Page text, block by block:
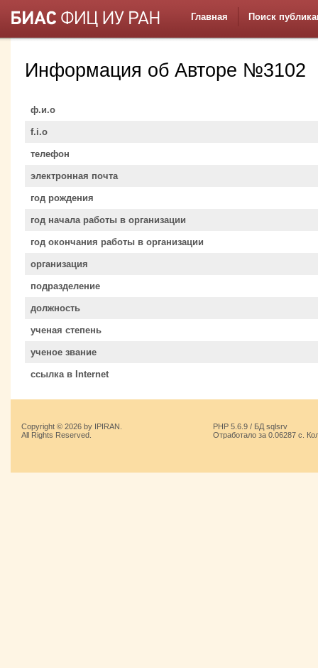
Главная Поиск
Информация об Авторе №3102
ф.и.о
f.i.o
телефон
электронная почта
год рождения
год начала работы в организации
год окончания работы в организации
организация
подразделение
должность
ученая степень
ученое звание
ссылка в Internet
Copyright © 2026 by IPIRAN.
All Rights Reserved.
PHP 5.6.9 / БД sqlsrv
Отработало за 0.06287 с.